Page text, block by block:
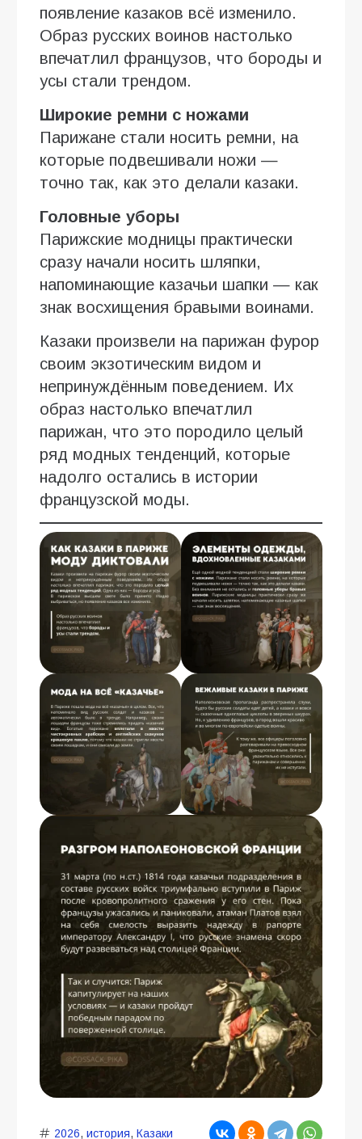
появление казаков всё изменило.
Образ русских воинов настолько
впечатлил французов, что бороды и
усы стали трендом.
Широкие ремни с ножами
Парижане стали носить ремни, на
которые подвешивали ножи —
точно так, как это делали казаки.
Головные уборы
Парижские модницы практически
сразу начали носить шляпки,
напоминающие казачьи шапки — как
знак восхищения бравыми воинами.
Казаки произвели на парижан фурор
своим экзотическим видом и
непринуждённым поведением. Их
образ настолько впечатлил
парижан, что это породило целый
ряд модных тенденций, которые
надолго остались в истории
французской моды.
2026, история, Казаки